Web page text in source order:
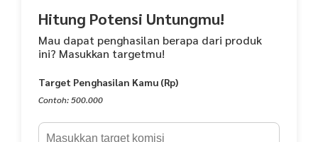
Hitung Potensi Untungmu!
Mau dapat penghasilan berapa dari produk
ini? Masukkan targetmu!
Target Penghasilan Kamu (Rp)
Contoh: 500.000